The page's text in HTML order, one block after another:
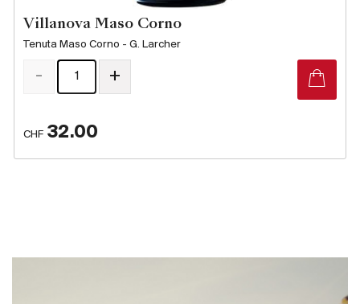
Villanova Maso Corno
Tenuta Maso Corno - G. Larcher
CHF 32.00
- +